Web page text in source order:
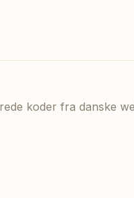
koder fra danske